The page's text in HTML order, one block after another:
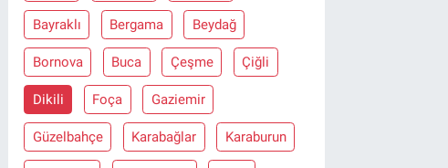
Bayraklı Bergama Beydağ
Bornova Buca Çeşme Çiğli
Dikili Foça Gaziemir
Güzelbahçe Karabağlar Karaburun